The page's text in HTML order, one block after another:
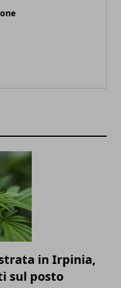
in Irpinia,
sul posto